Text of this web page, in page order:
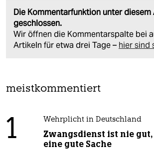
Die Kommentarfunktion unter
geschlossen.
Wir öffnen die Kommentarspalte bei
Artikeln für etwa drei Tage – hier sind
meistkommentiert
1 Wehrplicht in Deutschland
Zwangsdienst ist nie
eine gute Sache